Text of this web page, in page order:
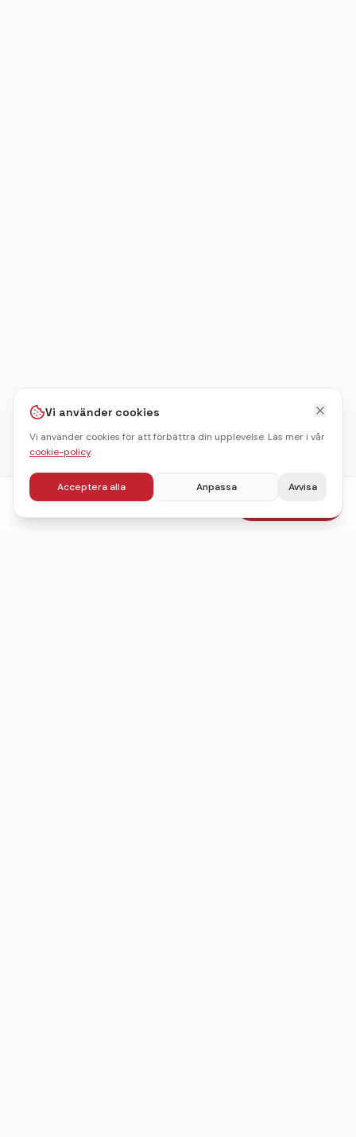
fr.950kr/pers Boka julbord
Vi använder cookies
Vi använder cookies för att förbättra din upplevelse. Läs mer i vår
cookie-policy.
Acceptera alla Anpassa Avvisa